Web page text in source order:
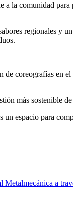
a la comunidad
regionales y
de coreografías en
más sostenible
espacio para
a